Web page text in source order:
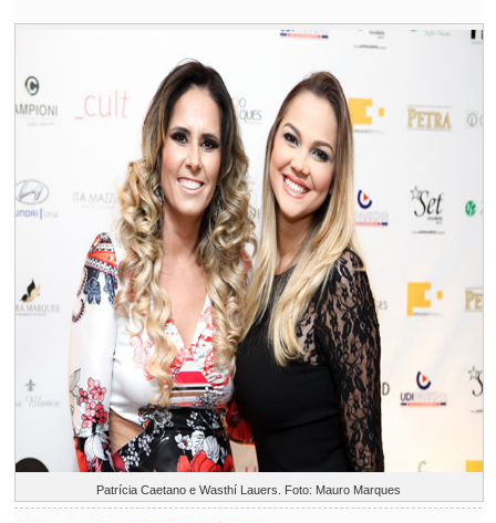
Patrícia Caetano e Wasthí Lauers. Foto: Mauro Marques